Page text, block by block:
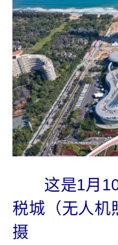
这是1月
税城（无人机
摄